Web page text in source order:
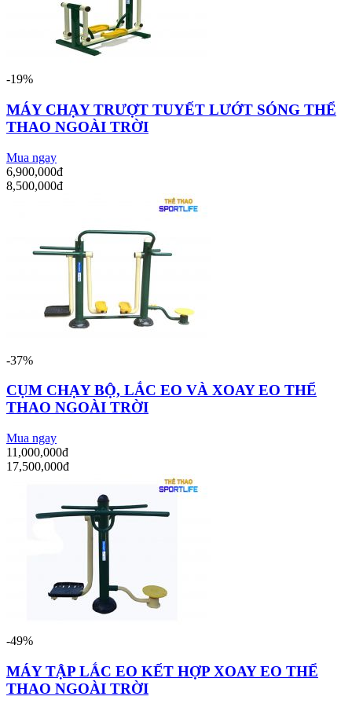
-19%
MÁY CHẠY TRƯỢT TUYẾT LƯỚT SÓNG THỂ
THAO NGOÀI TRỜI
Mua ngay
6,900,000đ
8,500,000đ
-37%
CỤM CHẠY BỘ, LẮC EO VÀ XOAY EO THỂ
THAO NGOÀI TRỜI
Mua ngay
11,000,000đ
17,500,000đ
-49%
MÁY TẬP LẮC EO KẾT HỢP XOAY EO THỂ
THAO NGOÀI TRỜI